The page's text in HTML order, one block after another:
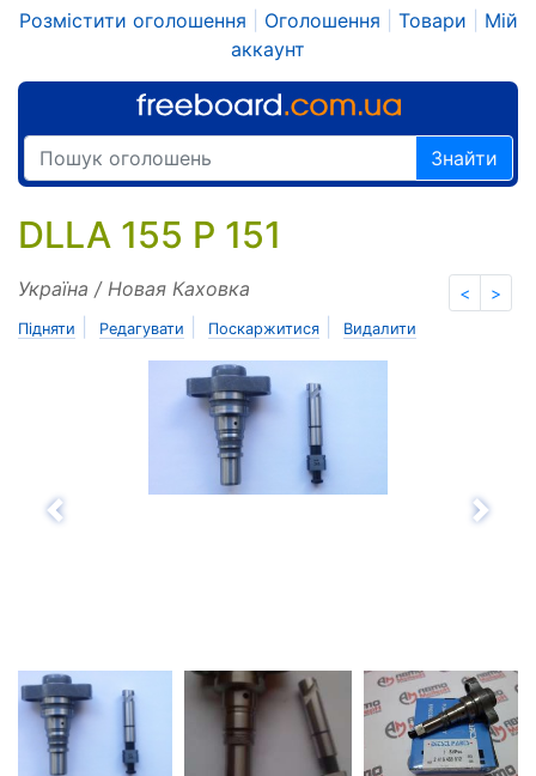
Розмістити оголошення Оголошення Товари
Мій
аккаунт
Знайти
DLLA 155 P 151
< >
Україна / Новая Каховка
Підняти Редагувати Поскаржитися Видалити
Назад